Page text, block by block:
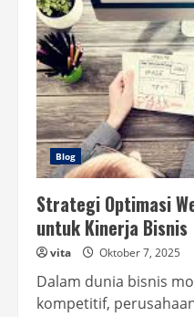
Blog
Strategi Optimasi
untuk Kinerja Bisnis
vita Oktober 7, 2025
Dalam dunia bisnis
kompetitif,